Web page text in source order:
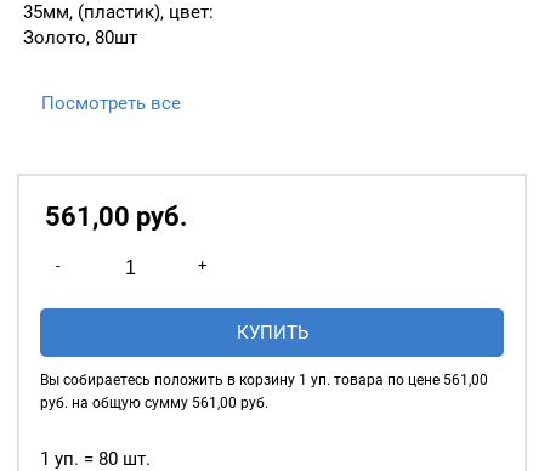
35мм, (пластик), цвет:
Золото, 80шт
Посмотреть все
561,00 руб.
-
товара
Люверсы
(пластик),
Золото,
+
КУПИТЬ
Вы собираетесь положить в корзину 1 уп. товара по цене 561,00
руб. на общую сумму 561,00 руб.
1 уп. = 80 шт.